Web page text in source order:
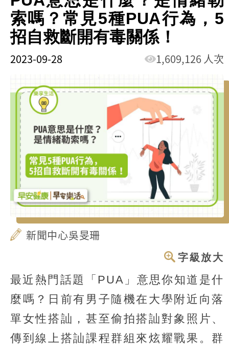
索嗎？常見5種PUA行為，5
招自救斷開有毒關係！
2023-09-28 1,609,126 人次
新聞中心吳旻珊
字級放大
最近熱門話題「PUA」意思你知道是什
麼嗎？日前有男子隨機在大學附近向落
單女性搭訕，甚至偷拍搭訕對象照片、
傳到線上搭訕課程群組來炫耀戰果。群